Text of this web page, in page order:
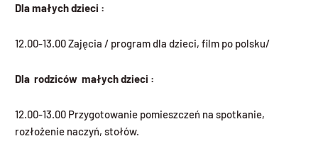
Dla małych dzieci :
12.00-13.00 Zajęcia / program dla dzieci, film po polsku/
Dla rodziców małych dzieci :
12.00-13.00 Przygotowanie pomieszczeń na spotkanie,
rozłożenie naczyń, stołów.